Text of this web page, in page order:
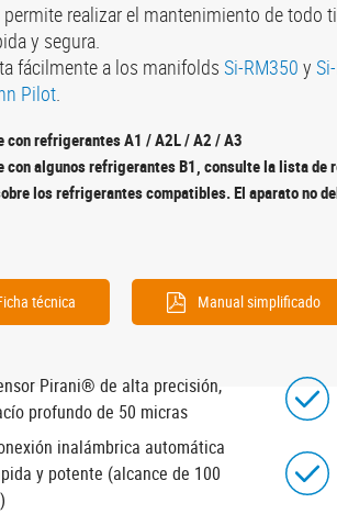
permite realizar el mantenimiento de
y segura.
fácilmente a los manifolds Si-RM350 y
Pilot.
con refrigerantes A1 / A2L / A2 / A3
con algunos refrigerantes B1, consulte la lista
los refrigerantes compatibles. El aparato no
técnica Manual simplificado
Pirani® de alta precisión,
profundo de 50 micras
inalámbrica automática
y potente (alcance de 100